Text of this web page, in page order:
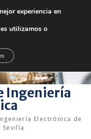
Ingeniería
Electrónica de
experiencia en
utilizamos o